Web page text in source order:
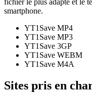
fichier le plus adapté et le
smartphone.
YT1Save MP4
YT1Save MP3
YT1Save 3GP
YT1Save WEBM
YT1Save M4A
Sites pris en